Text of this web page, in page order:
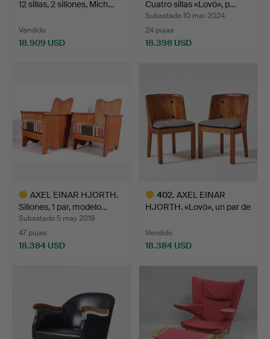
12 sillas, 2 sillones, Mich…
Vendido
18.909 USD
Cuatro sillas «Lovö», p…
Subastado 10 mar 2024
24 pujas
18.398 USD
AXEL EINAR HJORTH.
Sillones, 1 par, modelo…
Subastado 5 may 2019
47 pujas
18.384 USD
402. AXEL EINAR
HJORTH. «Lovö», un par de
Vendido
18.384 USD